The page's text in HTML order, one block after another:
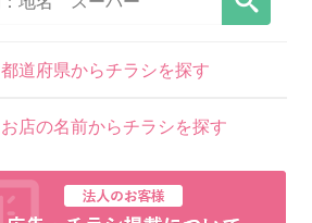
都道府県からチラシを探す
お店の名前からチラシを探す